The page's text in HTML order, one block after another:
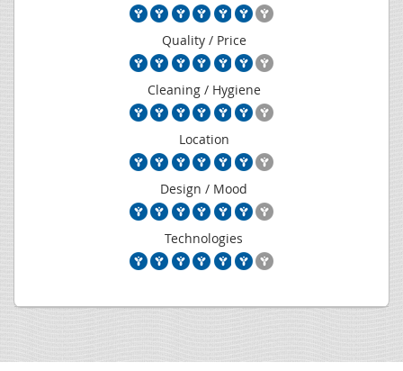
Quality / Price
Cleaning / Hygiene
Location
Design / Mood
Technologies